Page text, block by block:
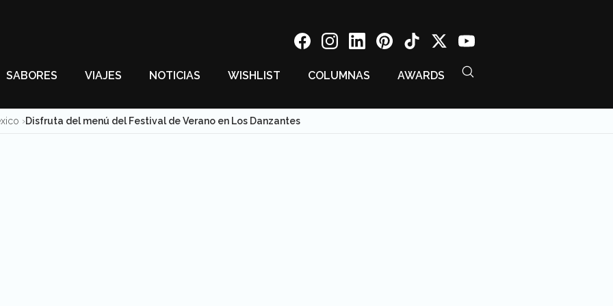
SABORES VIAJES NOTICIAS WISHLIST COLUMNAS AWARDS
Disfruta del menú del Festival de Verano en Los Danzantes